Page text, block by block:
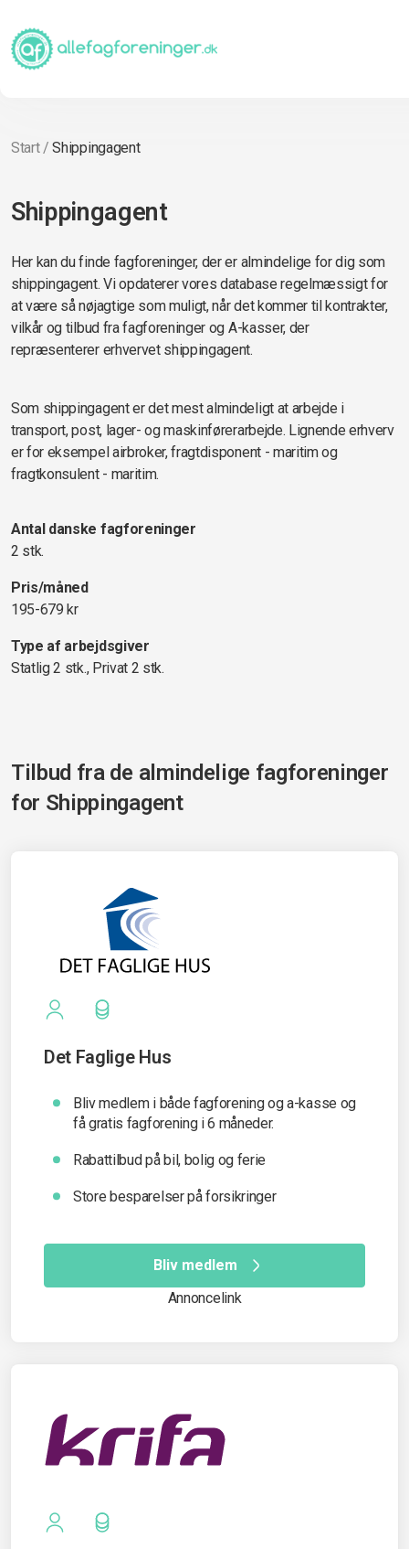
Start/Shippingagent
Shippingagent
Her kan du finde fagforeninger, der er almindelige for dig som
shippingagent. Vi opdaterer vores database regelmæssigt for
at være så nøjagtige som muligt, når det kommer til kontrakter,
vilkår og tilbud fra fagforeninger og A-kasser, der
repræsenterer erhvervet shippingagent.
Som shippingagent er det mest almindeligt at arbejde i
transport, post, lager- og maskinførerarbejde. Lignende erhverv
er for eksempel airbroker, fragtdisponent - maritim og
fragtkonsulent - maritim.
Antal danske fagforeninger
2 stk.
Pris/måned
195-679 kr
Type af arbejdsgiver
Statlig 2 stk., Privat 2 stk.
Tilbud fra de almindelige fagforeninger
for Shippingagent
Det Faglige Hus
Bliv medlem i både fagforening og a-kasse og
få gratis fagforening i 6 måneder.
Rabattilbud på bil, bolig og ferie
Store besparelser på forsikringer
Bliv medlem
Annoncelink